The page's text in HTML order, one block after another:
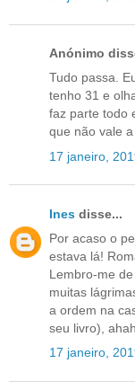
Anónimo
Tudo passa.
tenho 31 e
faz parte todo
que não vale
17 janeiro,
Ines disse...
Por acaso o
estava lá!
Lembro-me
muitas
a ordem na
seu livro),
17 janeiro,